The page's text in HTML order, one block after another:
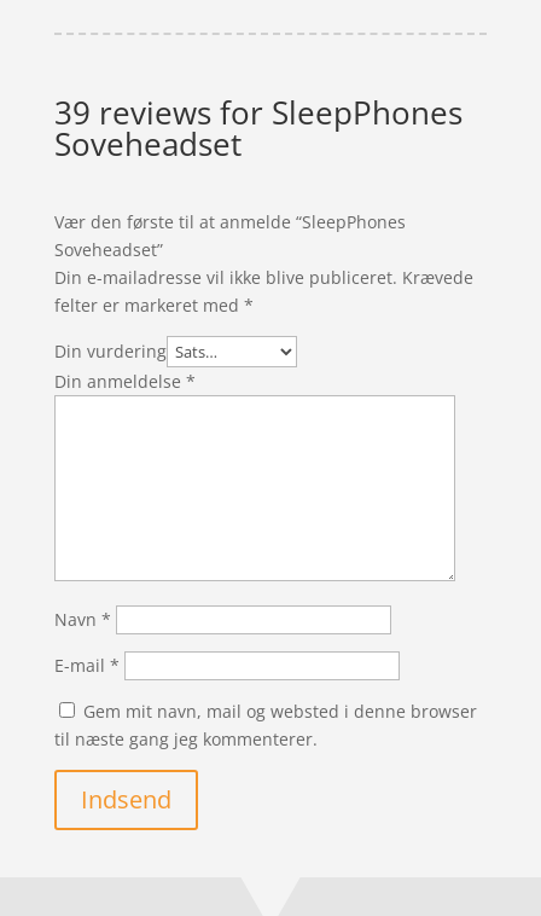
39 reviews for SleepPhones
Soveheadset
Vær den første til at anmelde “SleepPhones
Soveheadset”
Din e-mailadresse vil ikke blive publiceret. Krævede
felter er markeret med *
Din vurdering
Din anmeldelse *
Navn *
E-mail *
Gem mit navn, mail og websted i denne browser
til næste gang jeg kommenterer.
Indsend